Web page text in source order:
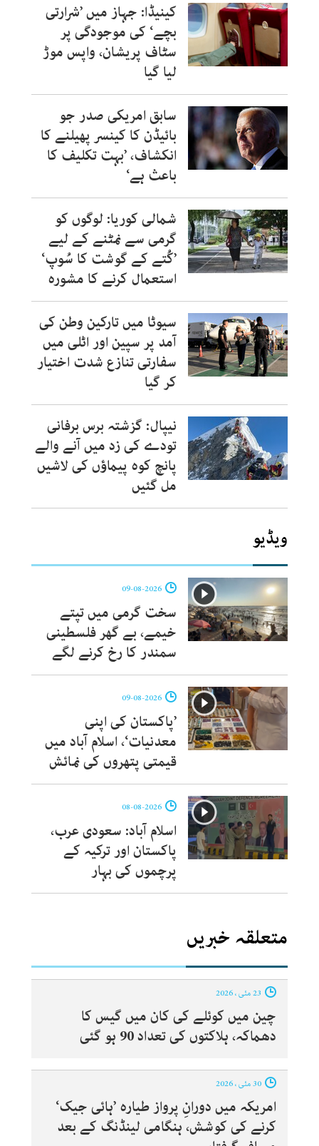
کینیڈا: جہاز میں ’شرارتی
بچے‘ کی موجودگی پر
سٹاف پریشان، واپس موڑ
لیا گیا
سابق امریکی صدر جو
بائیڈن کا کینسر پھیلنے کا
انکشاف، ’بہت تکلیف کا
باعث ہے‘
شمالی کوریا: لوگوں کو
گرمی سے نمٹنے کے لیے
’کُتے کے گوشت کا سُوپ‘
استعمال کرنے کا مشورہ
سیوٹا میں تارکین وطن کی
آمد پر سپین اور اٹلی میں
سفارتی تنازع شدت اختیار
کر گیا
نیپال: گزشتہ برس برفانی
تودے کی زد میں آنے والے
پانچ کوہ پیماؤں کی لاشیں
مل گئیں
ویڈیو
سخت گرمی میں تپتے
خیمے، بے گھر فلسطینی
سمندر کا رخ کرنے لگے
’پاکستان کی اپنی
معدنیات‘، اسلام آباد میں
قیمتی پتھروں کی نمائش
اسلام آباد: سعودی عرب،
پاکستان اور ترکیہ کے
پرچموں کی بہار
متعلقہ خبریں
چین میں کوئلے کی کان میں گیس کا
دھماکہ، ہلاکتوں کی تعداد 90 ہو گئی
امریکہ میں دورانِ پرواز طیارہ ’ہائی جیک‘
کرنے کی کوشش، ہنگامی لینڈنگ کے بعد